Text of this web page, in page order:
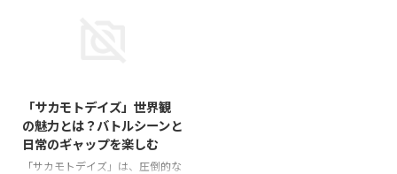
トがたくさんあります。 本記事
では、**「いずれ最強の錬金術
師？」の漫画版とアニメ版の違い
を比較し、それぞれの魅力を徹底
「サカモトデイズ」世界観
の魅力とは？バトルシーンと
日常のギャップを楽しむ
「サカモトデイズ」は、圧倒的な